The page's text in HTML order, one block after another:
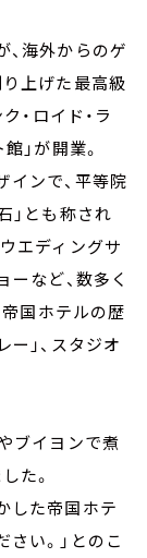
海外からのゲ
上げた最高級
・ロイド・ラ
」が開業。
ンで、平等院
」とも称され
エディングサ
ーなど、数多く
帝国ホテルの歴
」、スタジオ
ブイヨンで煮
た。
した帝国ホテ
い。」とのこ